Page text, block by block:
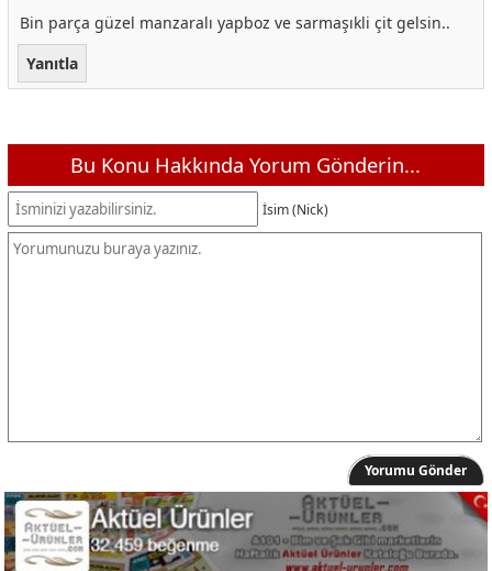
Bin parça güzel manzaralı yapboz ve sarmaşıkli çit gelsin..
Yanıtla
Bu Konu Hakkında Yorum Gönderin...
İsim (Nick)
Yorumu Gönder